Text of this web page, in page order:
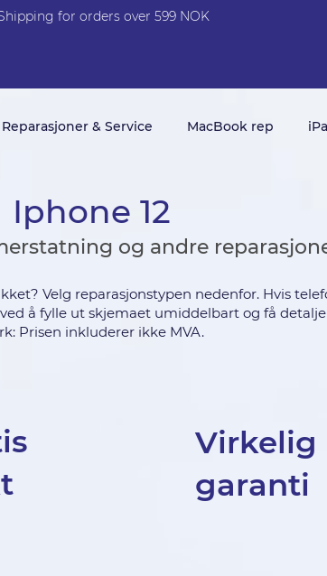
pping for orders over 599 NOK
Reparasjoner & Service MacBook rep
Iphone 12
og andre
Velg reparasjonstypen nedenfor. Hvis
å fylle ut skjemaet umiddelbart og få
Prisen inkluderer ikke MVA.
Virkelig
garanti